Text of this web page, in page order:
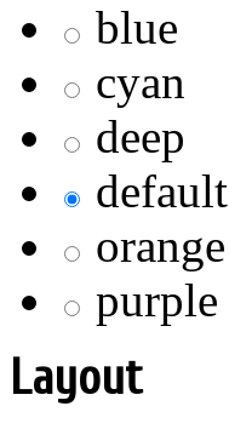
blue
cyan
deep
default
orange
purple
Layout